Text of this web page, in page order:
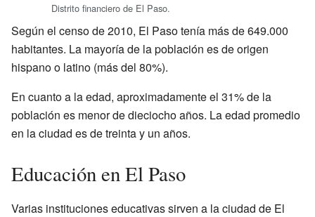
Distrito financiero de El Paso.
Según el censo de 2010, El Paso tenía más de 649.000
habitantes. La mayoría de la población es de origen
hispano o latino (más del 80%).
En cuanto a la edad, aproximadamente el 31% de la
población es menor de dieciocho años. La edad promedio
en la ciudad es de treinta y un años.
Educación en El Paso
Varias instituciones educativas sirven a la ciudad de El